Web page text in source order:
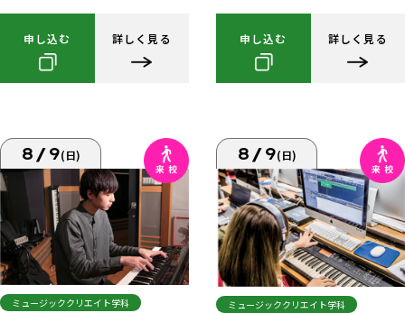
申し込む 詳しく見る 申し込む 詳しく見る
8/9(日)
ミュージッククリエイト学科
8/9(日)
ミュージッククリエイト学科